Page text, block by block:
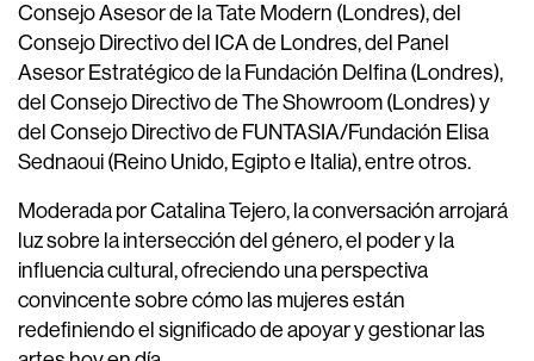
Consejo Asesor de la Tate Modern (Londres), del
Consejo Directivo del ICA de Londres, del Panel
Asesor Estratégico de la Fundación Delfina (Londres),
del Consejo Directivo de The Showroom (Londres) y
del Consejo Directivo de FUNTASIA/Fundación Elisa
Sednaoui (Reino Unido, Egipto e Italia), entre otros.
Moderada por Catalina Tejero, la conversación arrojará
luz sobre la intersección del género, el poder y la
influencia cultural, ofreciendo una perspectiva
convincente sobre cómo las mujeres están
redefiniendo el significado de apoyar y gestionar las